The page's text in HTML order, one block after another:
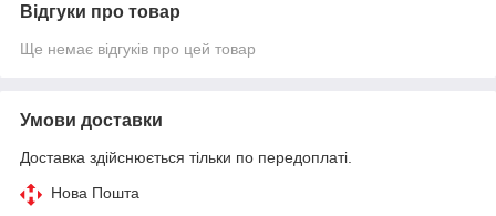
Відгуки про товар
Ще немає відгуків про цей товар
Умови доставки
Доставка здійснюється тільки по передоплаті.
Нова Пошта